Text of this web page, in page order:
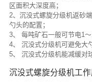
区面积大深度高；
2、沉没式螺旋分级机返砂
勺头的配置；
3、 每吨矿石一般可节电1～
4、 沉没式分级机可避免大
5、 沉没式分级机能减缓对
沉没式螺旋分级机工